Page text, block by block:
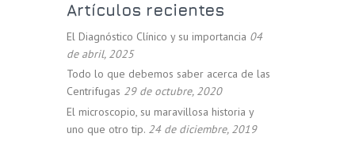
Artículos recientes
El Diagnóstico Clínico y su importancia 04
de abril, 2025
Todo lo que debemos saber acerca de las
Centrifugas 29 de octubre, 2020
El microscopio, su maravillosa historia y
uno que otro tip. 24 de diciembre, 2019